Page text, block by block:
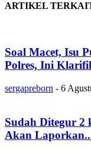
ARTIKEL
Soal Macet, Isu
Polres, Ini
sergapreborn - 6
Sudah Ditegur 2
Akan